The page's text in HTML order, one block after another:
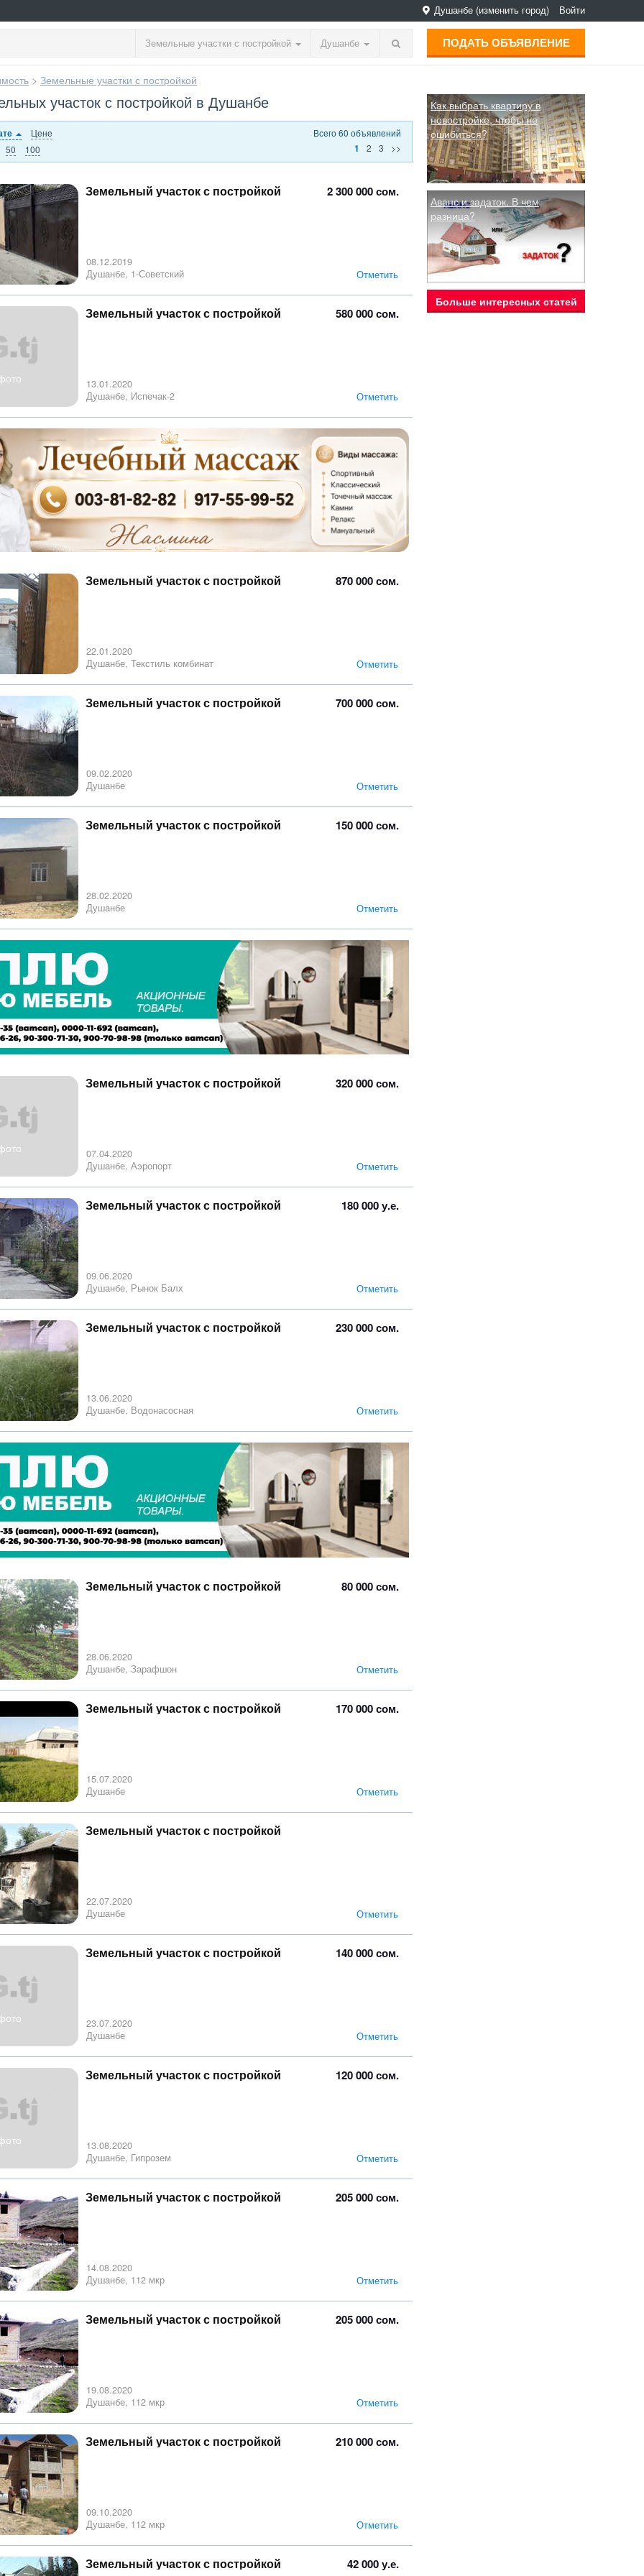
Душанбе (изменить город) Войти
Земельные участки с постройкой Душанбе ПОДАТЬ ОБЪЯВЛЕНИЕ
> Земельные участки с постройкой
участок с постройкой в Душанбе
Цене
50
100
Всего 60 объявлений
1
2 3 >>
2 300 000 сом.
Земельный участок с постройкой
08.12.2019
Душанбе, 1-Советский
Отметить
580 000 сом.
Земельный участок с постройкой
13.01.2020
Душанбе, Испечак-2
Отметить
870 000 сом.
Земельный участок с постройкой
22.01.2020
Душанбе, Текстиль комбинат
Отметить
700 000 сом.
Земельный участок с постройкой
09.02.2020
Душанбе
Отметить
150 000 сом.
Земельный участок с постройкой
28.02.2020
Душанбе
Отметить
320 000 сом.
Земельный участок с постройкой
07.04.2020
Душанбе, Аэропорт
Отметить
180 000 у.е.
Земельный участок с постройкой
09.06.2020
Душанбе, Рынок Балх
Отметить
230 000 сом.
Земельный участок с постройкой
13.06.2020
Душанбе, Водонасосная
Отметить
80 000 сом.
Земельный участок с постройкой
28.06.2020
Душанбе, Зарафшон
Отметить
170 000 сом.
Земельный участок с постройкой
15.07.2020
Душанбе
Отметить
Земельный участок с постройкой
22.07.2020
Душанбе
Отметить
140 000 сом.
Земельный участок с постройкой
23.07.2020
Душанбе
Отметить
120 000 сом.
Земельный участок с постройкой
13.08.2020
Душанбе, Гипрозем
Отметить
205 000 сом.
Земельный участок с постройкой
14.08.2020
Душанбе, 112 мкр
Отметить
205 000 сом.
Земельный участок с постройкой
19.08.2020
Душанбе, 112 мкр
Отметить
210 000 сом.
Земельный участок с постройкой
09.10.2020
Душанбе, 112 мкр
Отметить
42 000 у.е.
Земельный участок с постройкой
Как выбрать квартиру в
новостройке, чтобы не
ошибиться?
Аванс и задаток. В чем
разница?
Больше интересных статей